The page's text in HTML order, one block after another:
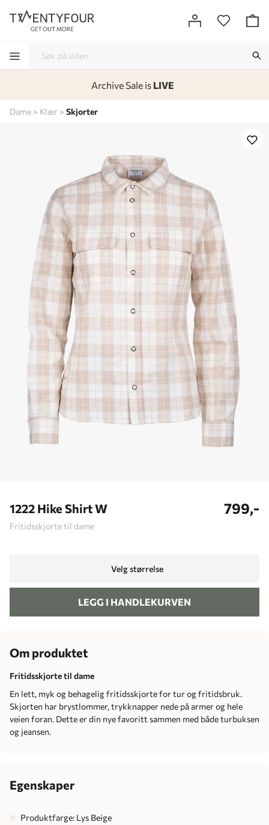
Dame Klær Skjorter
1222 Hike Shirt W
Fritidsskjorte til dame
799,-
Velg størrelse
LEGG I HANDLEKURVEN
Om produktet
Fritidsskjorte til dame
En lett, myk og behagelig fritidsskjorte for tur og fritidsbruk.
Skjorten har brystlommer, trykknapper nede på armer og hele
veien foran. Dette er din nye favoritt sammen med både turbuksen
og jeansen.
Egenskaper
Produktfarge: Lys Beige
Archive Sale is LIVE
-
-
-
-